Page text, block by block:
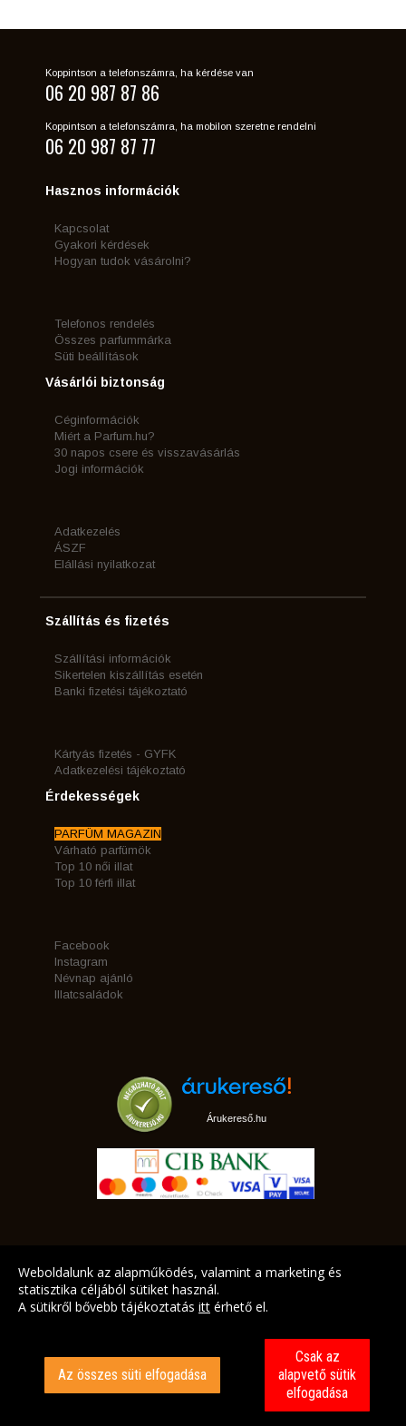
Koppintson a telefonszámra, ha kérdése van
06 20 987 87 86
Koppintson a telefonszámra, ha mobilon szeretne rendelni
06 20 987 87 77
Hasznos információk
Kapcsolat
Gyakori kérdések
Hogyan tudok vásárolni?
Telefonos rendelés
Összes parfummárka
Süti beállítások
Vásárlói biztonság
Céginformációk
Miért a Parfum.hu?
30 napos csere és visszavásárlás
Jogi információk
Adatkezelés
ÁSZF
Elállási nyilatkozat
Szállítás és fizetés
Szállítási információk
Sikertelen kiszállítás esetén
Banki fizetési tájékoztató
Kártyás fizetés - GYFK
Adatkezelési tájékoztató
Érdekességek
PARFÜM MAGAZIN
Várható parfümök
Top 10 női illat
Top 10 férfi illat
Facebook
Instagram
Névnap ajánló
Illatcsaládok
Árukereső.hu
Weboldalunk az alapműködés, valamint a marketing és
statisztika céljából sütiket használ.
A sütikről bővebb tájékoztatás itt érhető el.
Az összes süti elfogadása
Csak az
alapvető sütik
elfogadása